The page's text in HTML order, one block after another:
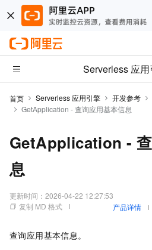
Serverless 应
首页 Serverless 应用引擎 开发参考
GetApplication - 查询应用基本信息
GetApplication -
息
更新时间： 2026-04-22 12:27:53
复制 MD 格式
产品详情
查询应用基本信息。